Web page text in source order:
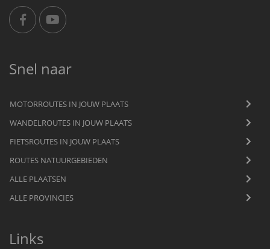
Snel naar
MOTORROUTES IN JOUW PLAATS
WANDELROUTES IN JOUW PLAATS
FIETSROUTES IN JOUW PLAATS
ROUTES NATUURGEBIEDEN
ALLE PLAATSEN
ALLE PROVINCIES
Links